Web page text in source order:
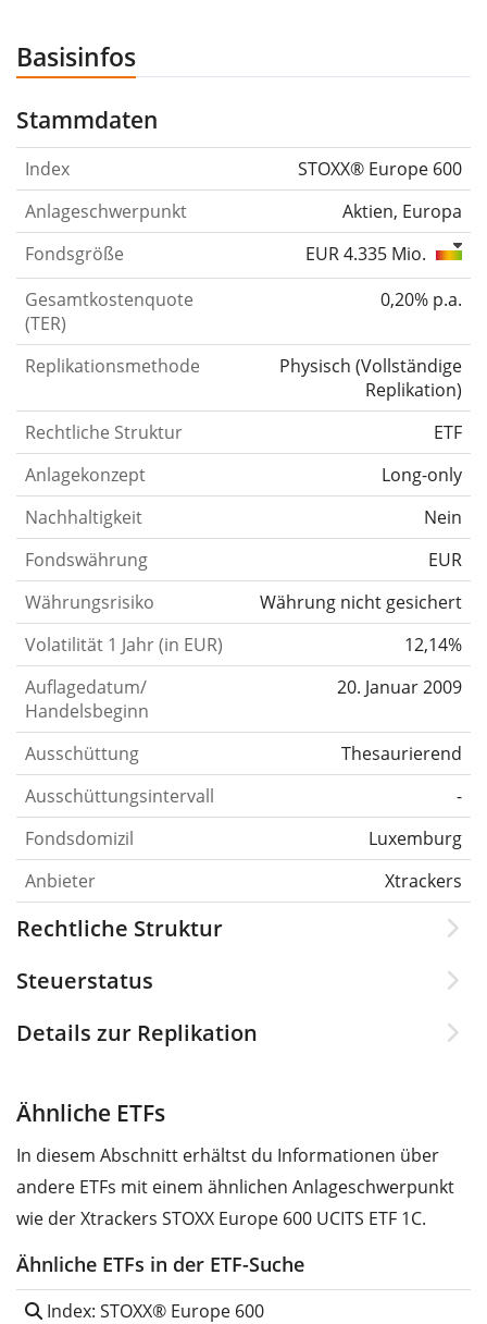
Basisinfos
Stammdaten
Index
STOXX® Europe 600
Anlageschwerpunkt
Aktien, Europa
Fondsgröße
EUR 4.335 Mio.
Gesamtkostenquote
(TER)
0,20% p.a.
Replikationsmethode Physisch (Vollständige
Replikation)
Rechtliche Struktur
ETF
Anlagekonzept
Long-only
Nachhaltigkeit
Nein
Fondswährung
EUR
Währungsrisiko
Währung nicht gesichert
Volatilität 1 Jahr (in EUR)
12,14%
Auflagedatum/
Handelsbeginn
20. Januar 2009
Ausschüttung
Thesaurierend
Ausschüttungsintervall
-
Fondsdomizil
Luxemburg
Anbieter
Xtrackers
Rechtliche Struktur
Steuerstatus
Details zur Replikation
Ähnliche ETFs
In diesem Abschnitt erhältst du Informationen über
andere ETFs mit einem ähnlichen Anlageschwerpunkt
wie der Xtrackers STOXX Europe 600 UCITS ETF 1C.
Ähnliche ETFs in der ETF-Suche
Index: STOXX® Europe 600